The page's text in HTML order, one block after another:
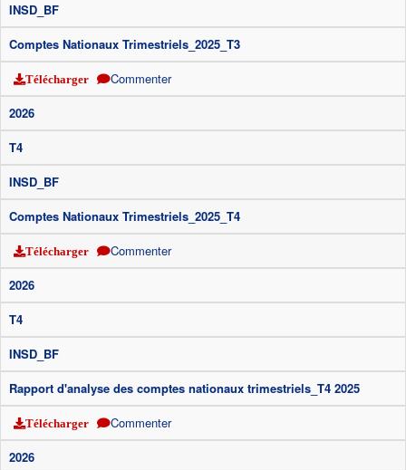
INSD_BF
Comptes Nationaux Trimestriels_2025_T3
Télécharger
Commenter
2026
T4
INSD_BF
Comptes Nationaux Trimestriels_2025_T4
Télécharger
Commenter
2026
T4
INSD_BF
Rapport d'analyse des comptes nationaux trimestriels_T4 2025
Télécharger
Commenter
2026